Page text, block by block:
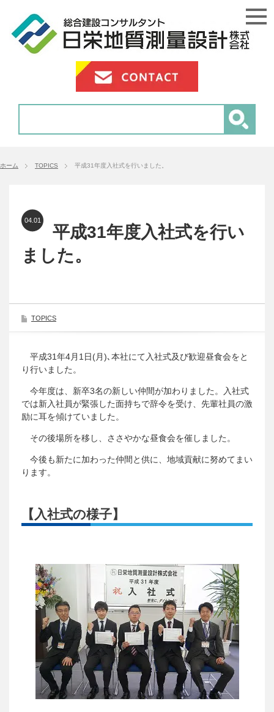
ホーム TOPICS 平成31年度入社式を行いました。
04.01
平成31年度入社式を行い
ました。
TOPICS
平成31年4月1日(月)､本社にて入社式及び歓迎昼食会をと
り行いました。
今年度は、新卒3名の新しい仲間が加わりました。入社式
では新入社員が緊張した面持ちで辞令を受け、先輩社員の激
励に耳を傾けていました。
その後場所を移し、ささやかな昼食会を催しました。
今後も新たに加わった仲間と供に、地域貢献に努めてまい
ります。
【入社式の様子】